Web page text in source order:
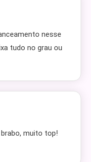
nesse
tudo no grau ou
muito top!